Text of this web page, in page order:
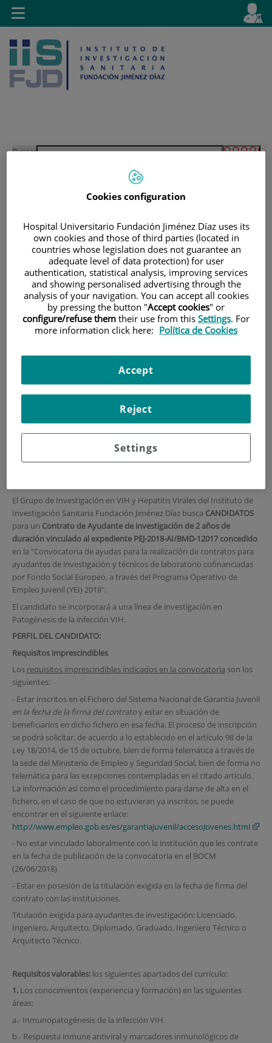
Saltar al contenido
Saltar
Selector
activo
es
Buscar
Toggle
navigation
INICIO|FORMACIÓN Y EMPLEO
OFERTAS DE EMPLEO
CONVOCATORIA PARA CONTRATO ASOCIADO A LA
INVESTIGACIÓN
CONVOCATORIA para
contrato asociado a la
Ayuda PEJ-2018-AI/BMD-
12017 Ayudante de
El Grupo de Investigación en VIH y Hepatitis Virales del Instituto de
Investigación Sanitaria Fundación Jiménez Díaz busca CANDIDATOS
para un Contrato de Ayudante de investigación de 2 años de
duración vinculado al expediente PEJ-2018-AI/BMD-12017 concedido
en la "Convocatoria de ayudas para la realización de contratos para
ayudantes de investigación y técnicos de laboratorio cofinanciadas
por Fondo Social Europeo, a través del Programa Operativo de
Empleo Juvenil (YEI) 2018".
El candidato se incorporará a una línea de investigación en
Patogénesis de la infección VIH.
PERFIL DEL CANDIDATO:
Requisitos imprescindibles
Los requisitos imprescindibles indicados en la convocatoria son los
siguientes:
- Estar inscritos en el Fichero del Sistema Nacional de Garantía Juvenil
en la fecha de la firma del contratoy estar en situación de
beneficiarios en dicho fichero en esa fecha. El proceso de inscripción
se podrá solicitar, de acuerdo a lo establecido en el artículo 98 de la
Ley 18/2014, de 15 de octubre, bien de forma telemática a través de
la sede del Ministerio de Empleo y Seguridad Social, bien de forma no
telemática para las excepciones contempladas en el citado artículo.
La información así como el procedimiento para darse de alta en el
fichero, en el caso de que no estuvieran ya inscritos, se puede
encontrar en el siguiente enlace:
http://www.empleo.gob.es/es/garantiajuvenil/accesoJovenes.html
- No estar vinculado laboralmente con la institución que les contrate
en la fecha de publicación de la convocatoria en el BOCM
(26/06/2018)
- Estar en posesión de la titulación exigida en la fecha de firma del
contrato con las instituciones.
Titulación exigida para ayudantes de investigación: Licenciado,
Ingeniero, Arquitecto, Diplomado, Graduado, Ingeniero Técnico o
Arquitecto Técnico.
Requisitos valorables: los siguientes apartados del currículo:
1.Los conocimientos (experiencia y formación) en las siguientes
áreas:
a.- Inmunopatogénesis de la infección VIH.
b.- Respuesta inmune antiviral y marcadores inmunológicos de
Cookies configuration
Hospital Universitario Fundación Jiménez Díaz uses its
own cookies and those of third parties (located in
countries whose legislation does not guarantee an
adequate level of data protection) for user
authentication, statistical analysis, improving services
and showing personalised advertising through the
analysis of your navigation. You can accept all cookies
by pressing the button "Accept cookies" or
configure/refuse them their use from this Settings. For
more information click here: Política de Cookies
Settings
Reject
Accept